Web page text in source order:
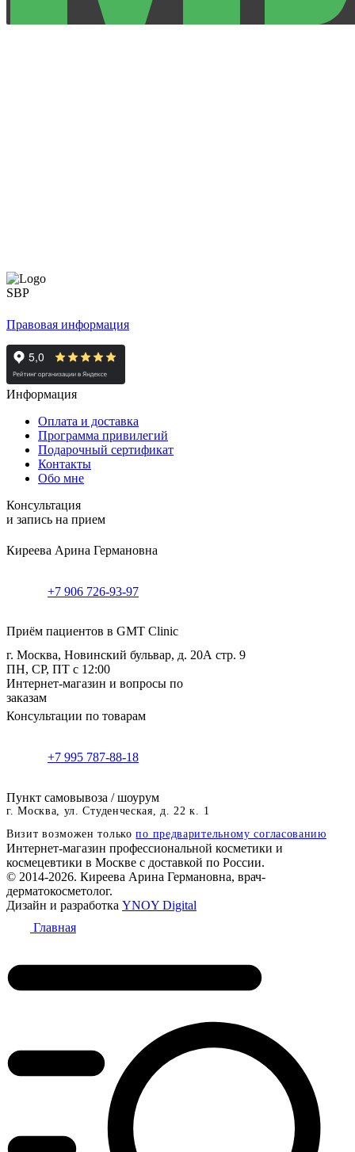
Правовая информация
Информация
Оплата и доставка
Программа привилегий
Подарочный сертификат
Контакты
Обо мне
Консультация
и запись на прием
Киреева Арина Германовна
+7 906 726-93-97
Приём пациентов в GMT Clinic
г. Москва, Новинский бульвар, д. 20А стр. 9
ПН, СР, ПТ с 12:00
Интернет-магазин и вопросы по
заказам
Консультации по товарам
+7 995 787-88-18
Пункт самовывоза / шоурум
г. Москва, ул. Студенческая, д. 22 к. 1
Визит возможен толькопо предварительному согласованию
Интернет-магазин профессиональной косметики и
космецевтики в Москве с доставкой по России.
© 2014-2026. Киреева Арина Германовна, врач-
дерматокосметолог.
Дизайн и разработка YNOY Digital
Главная